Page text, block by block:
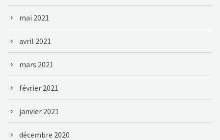
mai 2021
avril 2021
mars 2021
février 2021
janvier 2021
décembre 2020